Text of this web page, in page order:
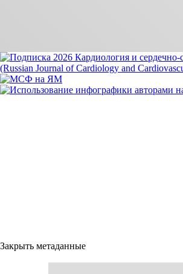
Закрыть метаданные